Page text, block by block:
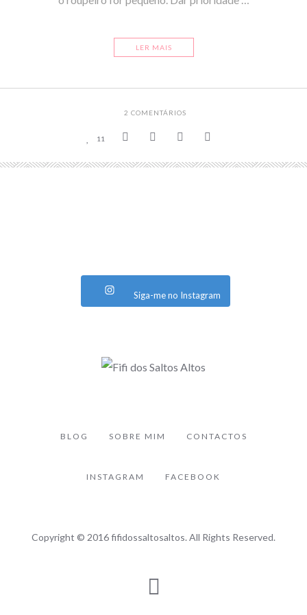
LER MAIS
2 COMENTÁRIOS
11
Siga-me no Instagram
BLOG SOBRE MIM CONTACTOS
INSTAGRAM FACEBOOK
Copyright © 2016 fifidossaltosaltos. All Rights Reserved.